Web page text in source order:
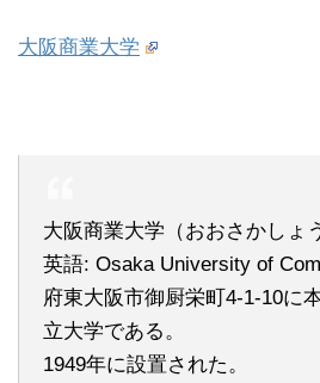
大阪商業大学
大阪商業大学（おおさかしょ
英語: Osaka University of
府東大阪市御厨栄町4-1-10に
立大学である。
1949年に設置された。